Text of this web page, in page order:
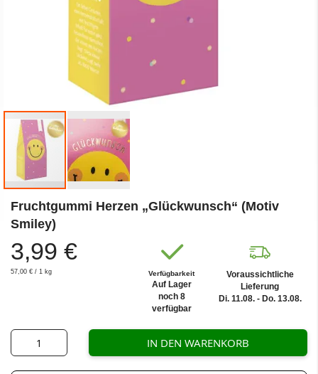
Anfang
der
Bildergalerie
springen
Fruchtgummi Herzen „Glückwunsch“ (Motiv
Smiley)
3,99 €
57,00 € / 1 kg Verfügbarkeit
Auf Lager
noch 8
verfügbar
Voraussichtliche
Lieferung
Di. 11.08. - Do. 13.08.
IN DEN WARENKORB